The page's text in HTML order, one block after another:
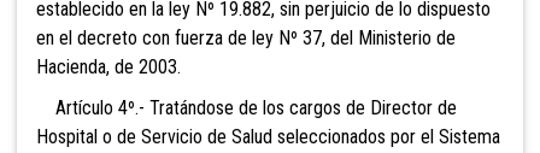
establecido en la ley Nº 19.882, sin perjuicio de lo dispuesto
en el decreto con fuerza de ley Nº 37, del Ministerio de
Hacienda, de 2003.
Artículo 4º.- Tratándose de los cargos de Director de
Hospital o de Servicio de Salud seleccionados por el Sistema